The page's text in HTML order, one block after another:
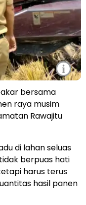
i
bersama
raya musim
Rawajitu
di lahan seluas
berpuas hati
harus terus
hasil panen